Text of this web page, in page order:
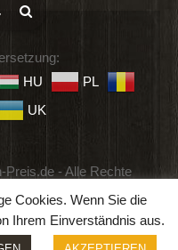
HU
PL
UK
- Alle Rechte
Cookies. Wenn Sie die
Ihrem Einverständnis aus.